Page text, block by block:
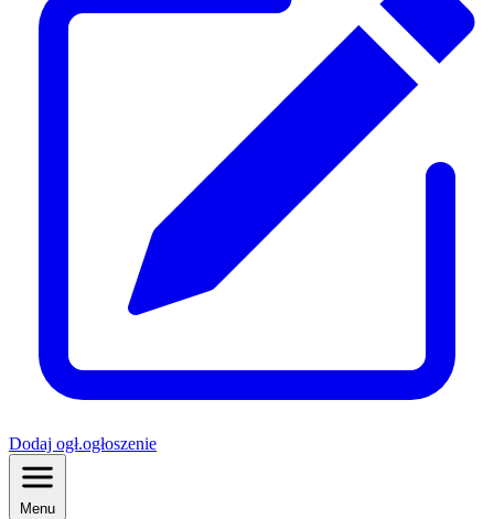
Dodaj ogł.ogłoszenie
Menu